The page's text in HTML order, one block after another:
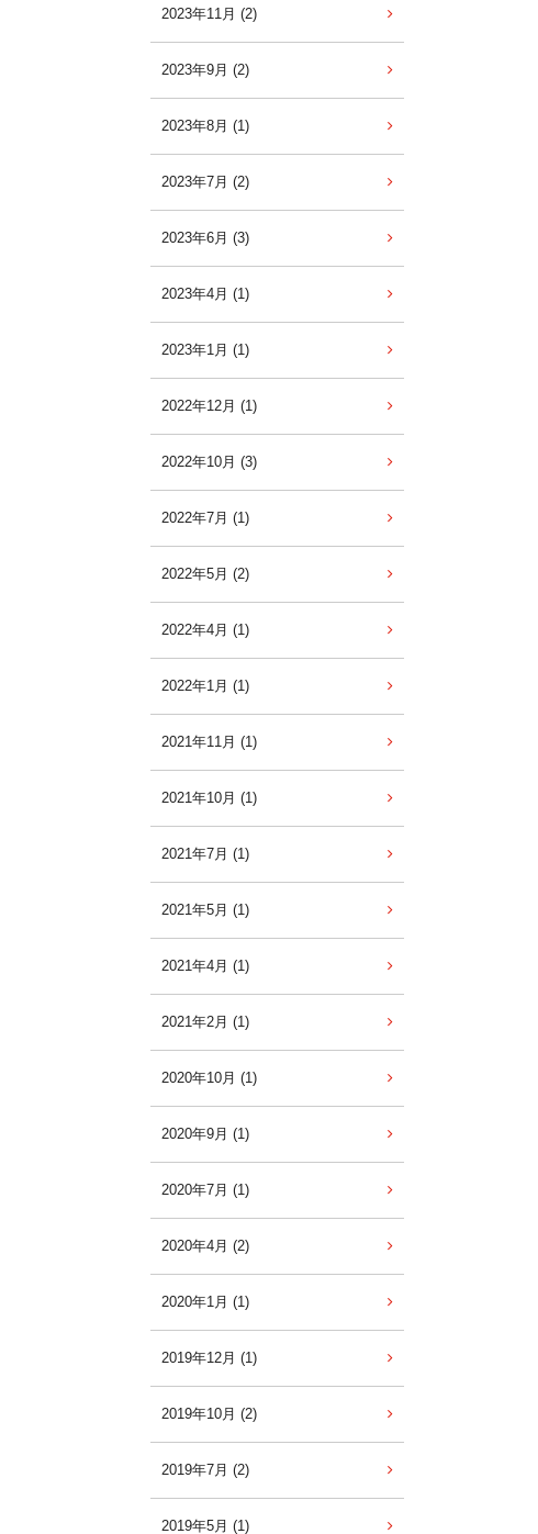
2023年11月 (2)
2023年9月 (2)
2023年8月 (1)
2023年7月 (2)
2023年6月 (3)
2023年4月 (1)
2023年1月 (1)
2022年12月 (1)
2022年10月 (3)
2022年7月 (1)
2022年5月 (2)
2022年4月 (1)
2022年1月 (1)
2021年11月 (1)
2021年10月 (1)
2021年7月 (1)
2021年5月 (1)
2021年4月 (1)
2021年2月 (1)
2020年10月 (1)
2020年9月 (1)
2020年7月 (1)
2020年4月 (2)
2020年1月 (1)
2019年12月 (1)
2019年10月 (2)
2019年7月 (2)
2019年5月 (1)